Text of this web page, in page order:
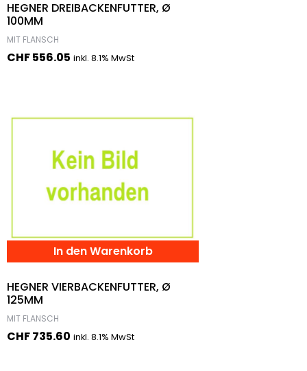
HEGNER DREIBACKENFUTTER, Ø
100MM
MIT FLANSCH
CHF556.05 inkl. 8.1% MwSt
In den Warenkorb
HEGNER VIERBACKENFUTTER, Ø
125MM
MIT FLANSCH
CHF735.60 inkl. 8.1% MwSt